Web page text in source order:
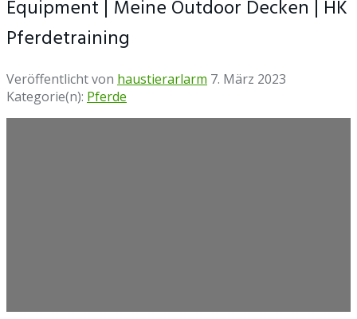
Equipment | Meine Outdoor Decken | HK
Pferdetraining
Veröffentlicht von haustierarlarm 7. März 2023
Kategorie(n): Pferde